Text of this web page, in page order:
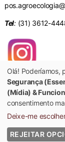
Tel:(31) 3612-
© 2022
Olá! Poderíamos,
Segurança
(Mídia) &
consentimento
Deixe-me
REJEITAR